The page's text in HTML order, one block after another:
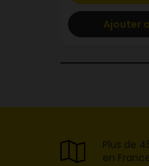
Ajouter
Plus de
en